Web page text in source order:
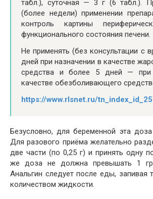
табл.), суточная — 3 г (6 табл.).
(более недели) применении
контроль картины
функционального состояния печени.
Не применять (без консультации с
дней при назначении в качестве
средства и более 5 дней — при
качестве обезболивающего
https://www.rlsnet.ru/
Безусловно, для беременной эта
Для разового приёма желательно
две части (по 0,25 г) и принять одну
же доза не должна превышать 1
Анальгин следует после еды, запивая
количеством жидкости.